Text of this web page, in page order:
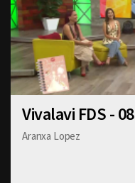
Vivalavi FDS -
Aranxa Lopez